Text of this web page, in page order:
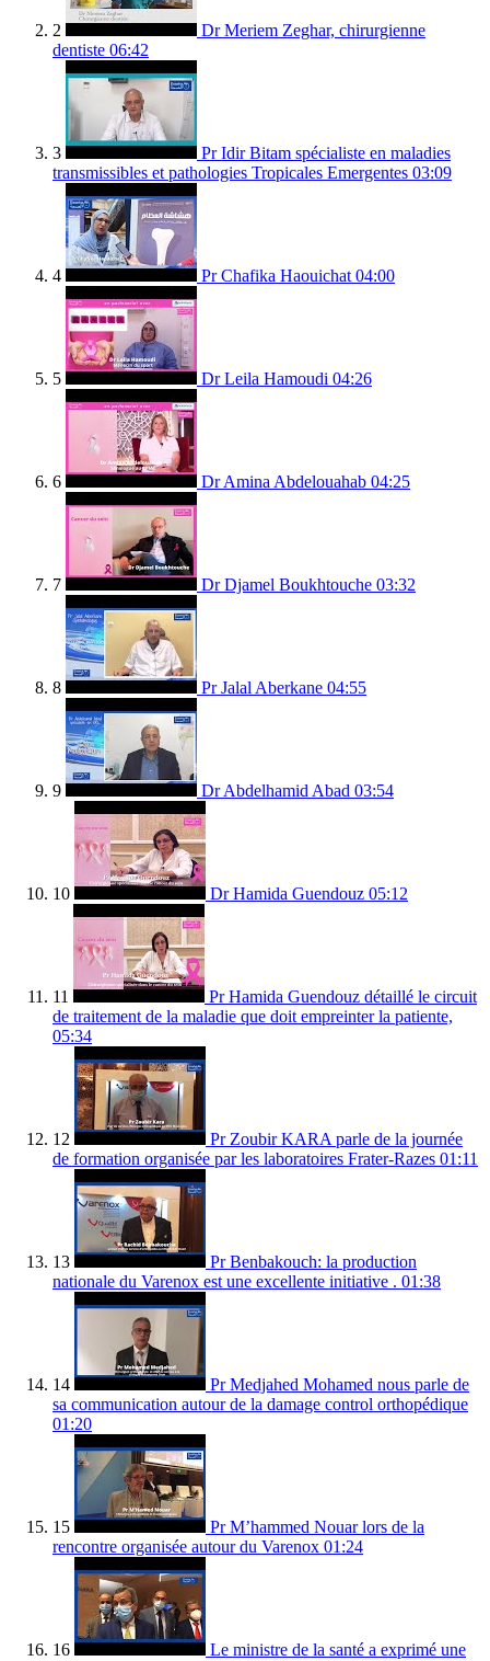
2
Dr Meriem Zeghar, chirurgienne
dentiste 06:42
3
Pr Idir Bitam spécialiste en maladies
transmissibles et pathologies Tropicales Emergentes 03:09
4 Pr Chafika Haouichat 04:00
5 Dr Leila Hamoudi 04:26
6 Dr Amina Abdelouahab 04:25
7 Dr Djamel Boukhtouche 03:32
8 Pr Jalal Aberkane 04:55
9 Dr Abdelhamid Abad 03:54
10 Dr Hamida Guendouz 05:12
11
Pr Hamida Guendouz détaillé le circuit
de traitement de la maladie que doit empreinter la patiente,
05:34
12
Pr Zoubir KARA parle de la journée
de formation organisée par les laboratoires Frater-Razes 01:11
13
Pr Benbakouch: la production
nationale du Varenox est une excellente initiative . 01:38
14
Pr Medjahed Mohamed nous parle de
sa communication autour de la damage control orthopédique
01:20
15
Pr M’hammed Nouar lors de la
rencontre organisée autour du Varenox 01:24
16
Le ministre de la santé a exprimé une